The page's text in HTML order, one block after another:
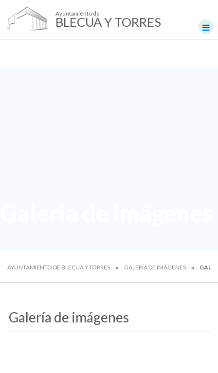
Ayuntamiento de
BLECUA Y TORRES
AYUNTAMIENTO DE BLECUA Y TORRES GALERÍA DE IMÁGENES
Galería de imágenes